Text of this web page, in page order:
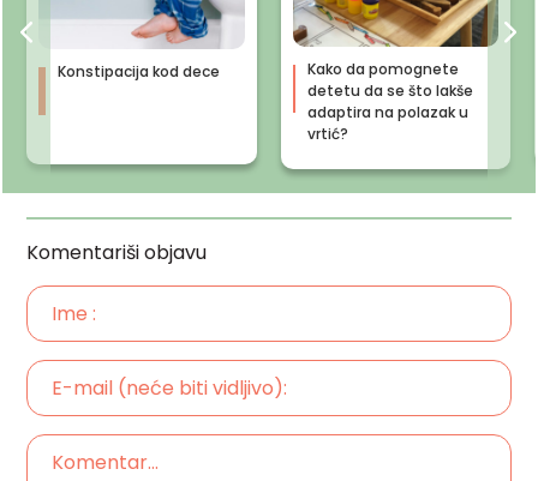
Konstipacija kod dece
Kako da pomognete
detetu da se što lakše
adaptira na polazak u
vrtić?
Komentariši objavu